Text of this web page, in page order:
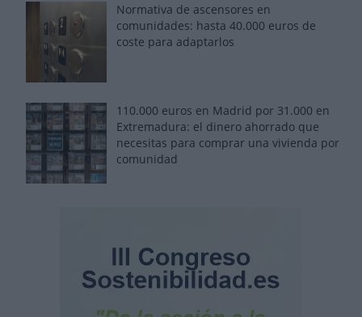
Normativa de ascensores en
comunidades: hasta 40.000 euros de
coste para adaptarlos
110.000 euros en Madrid por 31.000 en
Extremadura: el dinero ahorrado que
necesitas para comprar una vivienda por
comunidad